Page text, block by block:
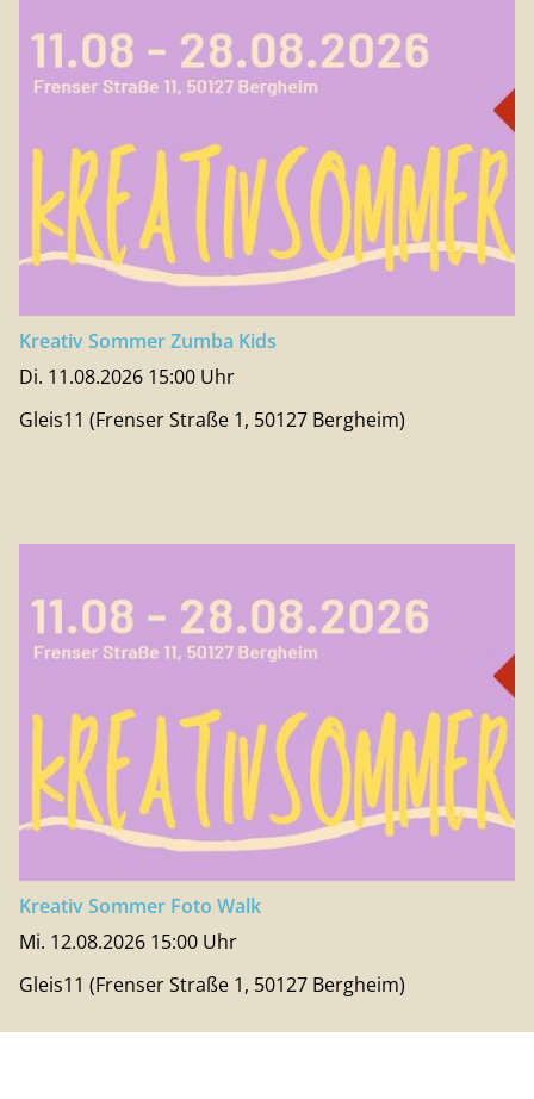
Kreativ Sommer Zumba Kids
Di. 11.08.2026 15:00 Uhr
Gleis11 (Frenser Straße 1, 50127 Bergheim)
Kreativ Sommer Foto Walk
Mi. 12.08.2026 15:00 Uhr
Gleis11 (Frenser Straße 1, 50127 Bergheim)